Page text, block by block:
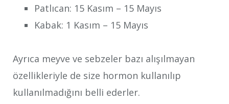
Patlıcan: 15 Kasım – 15 Mayıs
Kabak: 1 Kasım – 15 Mayıs
Ayrıca meyve ve sebzeler bazı alışılmayan
özellikleriyle de size hormon kullanılıp
kullanılmadığını belli ederler.